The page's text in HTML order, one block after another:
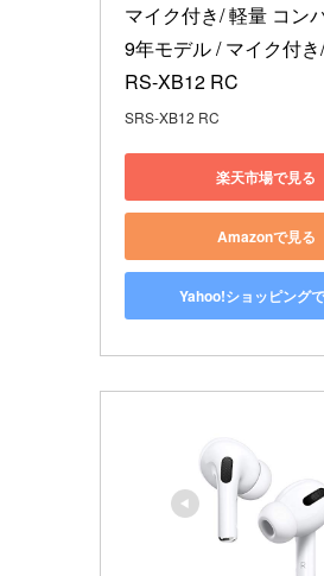
マイク付き/ 軽量 コン
9年モデル / マイク付
RS-XB12 RC
SRS-XB12 RC
楽天市場で見る
Amazonで見る
Yahoo!ショッピング